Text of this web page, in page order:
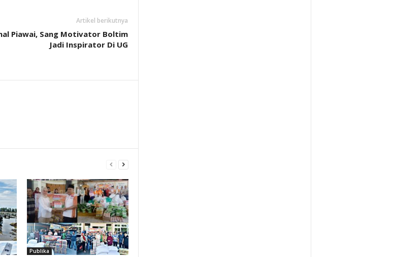
Artikel berikutnya
Piawai, Sang Motivator Boltim
Jadi Inspirator Di UG
Publika